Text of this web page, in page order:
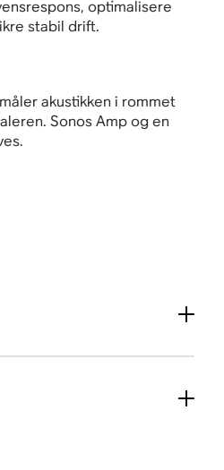
optimalisere
stabil drift.
akustikken i rommet
Sonos Amp og en